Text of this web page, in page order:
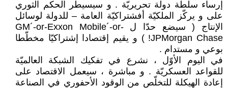
إرساء سلطة دولة تحريريّة . و سيسيطر الحكم الثوري
على و يركّز الملكيّة أفشتراكيّة العامة – للدولة لوسائل
الإنتاج ( سيضع حدّا ل GM´-or-Exxon Mobile´-or-
JPMorgan Chase! ) و يقيم إقتصادا إشتراكيّا مخطّطا
بوعي و مستدام .
في اليوم الأوّل ، نشرع في تفكيك الشبكة العالميّة
للقواعد العسكريّة . و مباشرة ، سيعمل الاقتصاد على
إعادة الهيكلة للتخلّص من الوقود الأحفوري في الصناعة